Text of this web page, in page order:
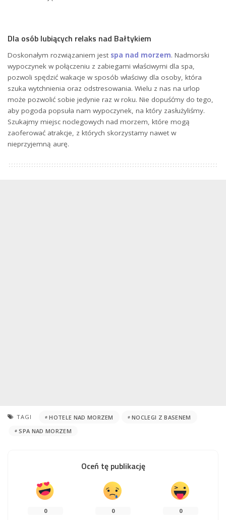
Dla osób lubiących relaks nad Bałtykiem
Doskonałym rozwiązaniem jest spa nad morzem. Nadmorski
wypoczynek w połączeniu z zabiegami właściwymi dla spa,
pozwoli spędzić wakacje w sposób właściwy dla osoby, która
szuka wytchnienia oraz odstresowania. Wielu z nas na urlop
może pozwolić sobie jedynie raz w roku. Nie dopuśćmy do tego,
aby pogoda popsuła nam wypoczynek, na który zasłużyliśmy.
Szukajmy miejsc noclegowych nad morzem, które mogą
zaoferować atrakcje, z których skorzystamy nawet w
nieprzyjemną aurę.
TAGI HOTELE NAD MORZEM
NOCLEGI Z BASENEM
SPA NAD MORZEM
Oceń tę publikację
0 0 0